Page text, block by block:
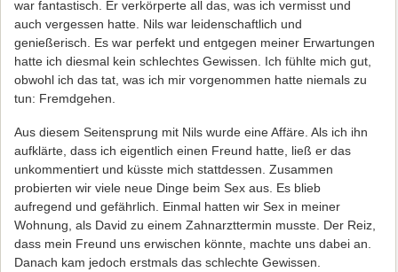
war fantastisch. Er verkörperte all das, was ich vermisst und
auch vergessen hatte. Nils war leidenschaftlich und
genießerisch. Es war perfekt und entgegen meiner Erwartungen
hatte ich diesmal kein schlechtes Gewissen. Ich fühlte mich gut,
obwohl ich das tat, was ich mir vorgenommen hatte niemals zu
tun: Fremdgehen.
Aus diesem Seitensprung mit Nils wurde eine Affäre. Als ich ihn
aufklärte, dass ich eigentlich einen Freund hatte, ließ er das
unkommentiert und küsste mich stattdessen. Zusammen
probierten wir viele neue Dinge beim Sex aus. Es blieb
aufregend und gefährlich. Einmal hatten wir Sex in meiner
Wohnung, als David zu einem Zahnarzttermin musste. Der Reiz,
dass mein Freund uns erwischen könnte, machte uns dabei an.
Danach kam jedoch erstmals das schlechte Gewissen.